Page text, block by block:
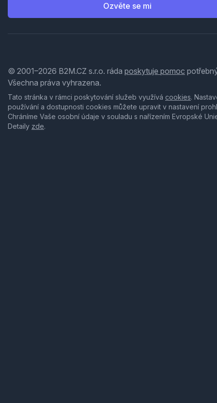
Ozvěte se mi
© 2001–2026 B2M.CZ s.r.o. ráda poskytuje pomoc
Všechna práva vyhrazena.
Tato stránka v rámci poskytování služeb využívá cookies.
používání a dostupnosti cookies můžete upravit v nastavení
Chráníme Vaše osobní údaje v souladu s nařízením Evropské
Detaily zde.